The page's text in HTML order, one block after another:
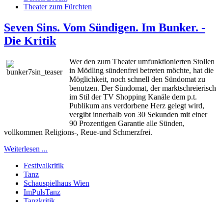
Theater zum Fürchten
Seven Sins. Vom Sündigen. Im Bunker. -
Die Kritik
Wer den zum Theater umfunktionierten Stollen
in Mödling sündenfrei betreten möchte, hat die
Möglichkeit, noch schnell den Sündomat zu
benutzen. Der Sündomat, der marktschreierisch
im Stil der TV Shopping Kanäle dem p.t.
Publikum ans verdorbene Herz gelegt wird,
vergibt innerhalb von 30 Sekunden mit einer
90 Prozentigen Garantie alle Sünden,
vollkommen Religions-, Reue-und Schmerzfrei.
Weiterlesen ...
Festivalkritik
Tanz
Schauspielhaus Wien
ImPulsTanz